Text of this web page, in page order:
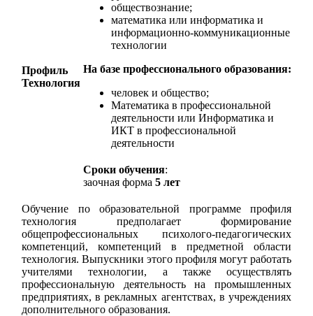
Профиль
Технология
обществознание;
математика или информатика и
информационно-коммуникационные
технологии
На базе профессионального образования:
человек и общество;
Математика в профессиональной
деятельности или Информатика и
ИКТ в профессиональной
деятельности
Сроки обучения:
заочная форма 5 лет
Обучение по образовательной программе профиля
технология предполагает формирование
общепрофессиональных психолого-педагогических
компетенций, компетенций в предметной области
технология. Выпускники этого профиля могут работать
учителями технологии, а также осуществлять
профессиональную деятельность на промышленных
предприятиях, в рекламных агентствах, в учреждениях
дополнительного образования.